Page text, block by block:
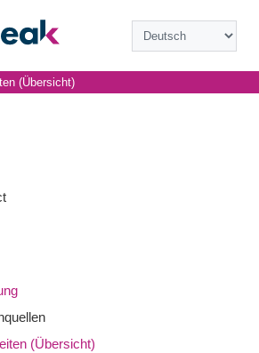
(Übersicht)
(Übersicht)